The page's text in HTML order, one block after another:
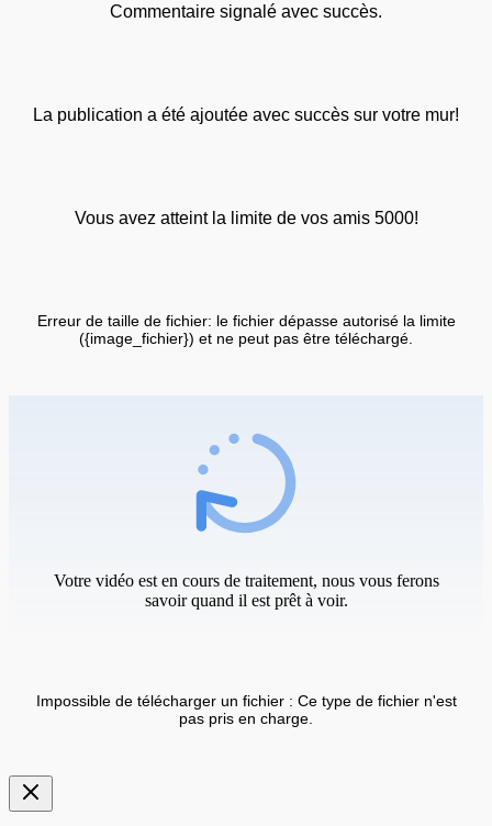
Commentaire signalé avec succès.
La publication a été ajoutée avec succès sur votre mur!
Vous avez atteint la limite de vos amis 5000!
Erreur de taille de fichier: le fichier dépasse autorisé la limite
({image_fichier}) et ne peut pas être téléchargé.
Votre vidéo est en cours de traitement, nous vous ferons
savoir quand il est prêt à voir.
Impossible de télécharger un fichier : Ce type de fichier n'est
pas pris en charge.